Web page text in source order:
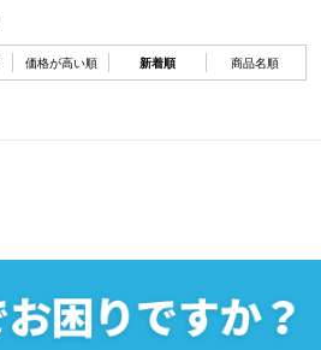
価格が高い順 新着順 商品名順